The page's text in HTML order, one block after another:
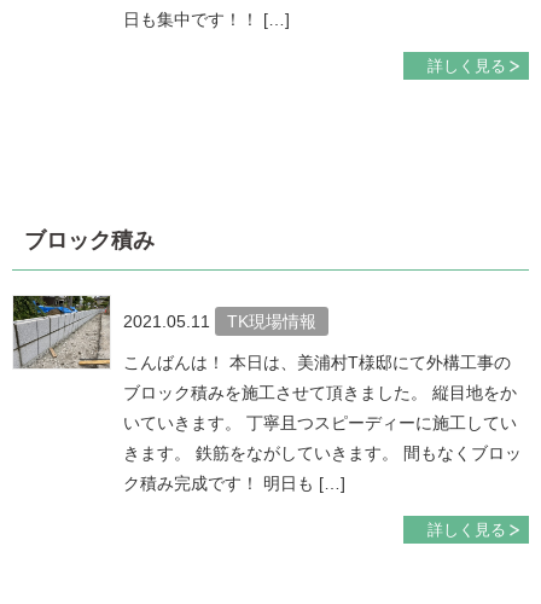
日も集中です！！ […]
詳しく見る
ブロック積み
2021.05.11 TK現場情報
こんばんは！ 本日は、美浦村T様邸にて外構工事の
ブロック積みを施工させて頂きました。 縦目地をか
いていきます。 丁寧且つスピーディーに施工してい
きます。 鉄筋をながしていきます。 間もなくブロッ
ク積み完成です！ 明日も […]
詳しく見る